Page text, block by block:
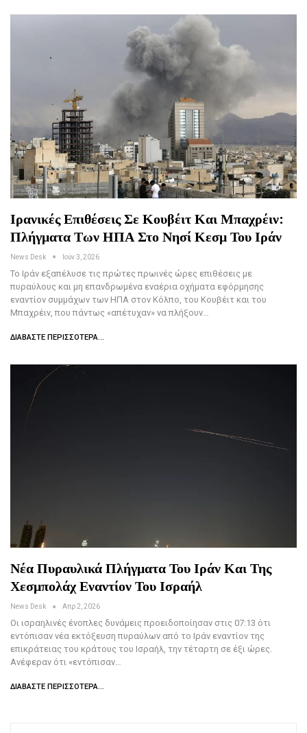
Ιρανικές Επιθέσεις Σε Κουβέιτ Και Μπαχρέιν:
Πλήγματα Των ΗΠΑ Στο Νησί Κεσμ Του Ιράν
News Desk Ιούν 3, 2026
Το Ιράν εξαπέλυσε τις πρώτες πρωινές ώρες επιθέσεις με
πυραύλους και μη επανδρωμένα εναέρια οχήματα εφόρμησης
εναντίον συμμάχων των ΗΠΑ στον Κόλπο, του Κουβέιτ και του
Μπαχρέιν, που πάντως «απέτυχαν» να πλήξουν…
ΔΙΑΒΆΣΤΕ ΠΕΡΙΣΣΌΤΕΡΑ...
Νέα Πυραυλικά Πλήγματα Του Ιράν Και Της
Χεσμπολάχ Εναντίον Του Ισραήλ
News Desk Απρ 2, 2026
Οι ισραηλινές ένοπλες δυνάμεις προειδοποίησαν στις 07:13 ότι
εντόπισαν νέα εκτόξευση πυραύλων από το Ιράν εναντίον της
επικράτειας του κράτους του Ισραήλ, την τέταρτη σε έξι ώρες.
Ανέφεραν ότι «εντόπισαν…
ΔΙΑΒΆΣΤΕ ΠΕΡΙΣΣΌΤΕΡΑ...